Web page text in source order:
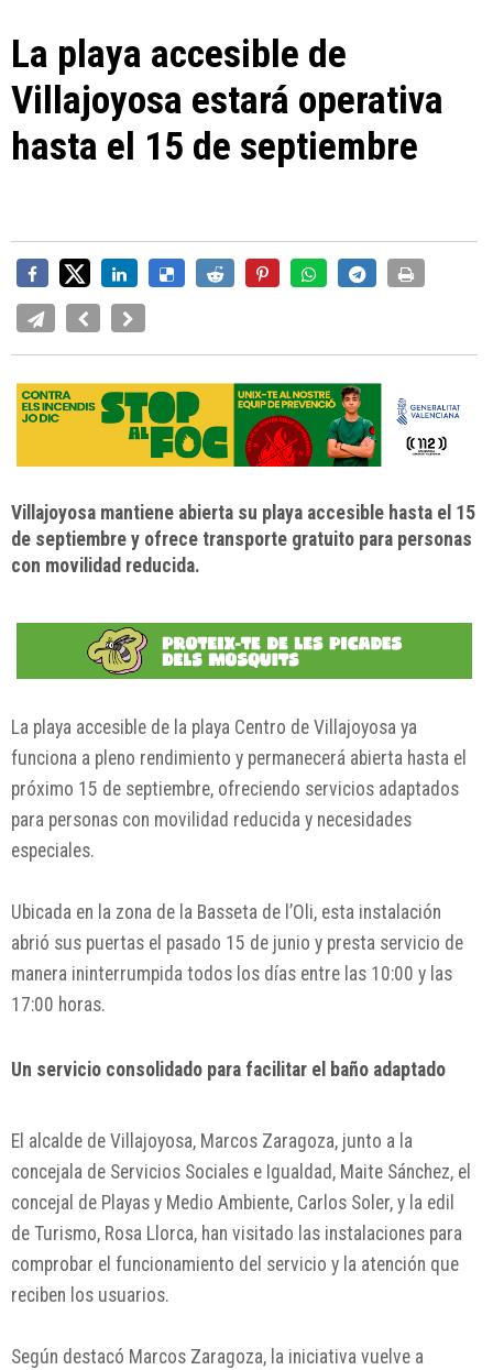
La playa accesible de
Villajoyosa estará operativa
hasta el 15 de septiembre
Villajoyosa mantiene abierta su playa accesible hasta el 15
de septiembre y ofrece transporte gratuito para personas
con movilidad reducida.
La playa accesible de la playa Centro de Villajoyosa ya
funciona a pleno rendimiento y permanecerá abierta hasta el
próximo 15 de septiembre, ofreciendo servicios adaptados
para personas con movilidad reducida y necesidades
especiales.
Ubicada en la zona de la Basseta de l’Oli, esta instalación
abrió sus puertas el pasado 15 de junio y presta servicio de
manera ininterrumpida todos los días entre las 10:00 y las
17:00 horas.
Un servicio consolidado para facilitar el baño adaptado
El alcalde de Villajoyosa, Marcos Zaragoza, junto a la
concejala de Servicios Sociales e Igualdad, Maite Sánchez, el
concejal de Playas y Medio Ambiente, Carlos Soler, y la edil
de Turismo, Rosa Llorca, han visitado las instalaciones para
comprobar el funcionamiento del servicio y la atención que
reciben los usuarios.
Según destacó Marcos Zaragoza, la iniciativa vuelve a